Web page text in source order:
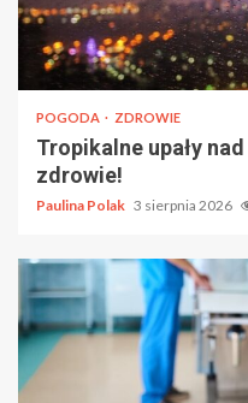
POGODA ZDROWIE
Tropikalne upały
zdrowie!
Paulina Polak 3 sierpnia 2026